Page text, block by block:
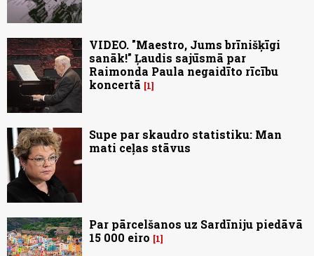
VIDEO. "Maestro, Jums brīnišķīgi
sanāk!" Ļaudis sajūsmā par
Raimonda Paula negaidīto rīcību
koncertā
1
Supe par skaudro statistiku: Man
mati ceļas stāvus
Par pārcelšanos uz Sardīniju piedāvā
15 000 eiro
1